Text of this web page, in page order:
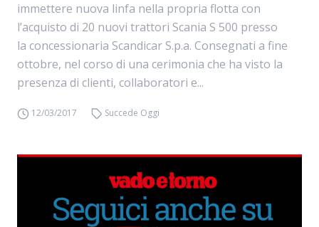
immettere nuova linfa nella propria flotta con
l’acquisto di 20 nuovi trattori Scania S 500 presso
la concessionaria Scandicar S.p.a. Consegnati a fine
ottobre, nel corso di una cerimonia che ha visto la
presenza di clienti, collaboratori e...
12/03/2017 Succede Oggi